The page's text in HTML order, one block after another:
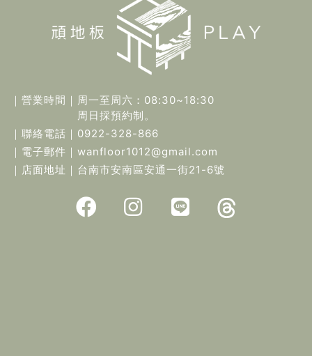
｜營業時間｜ 周一至周六：08:30~18:30
周日採預約制。
｜聯絡電話｜ 0922-328-866
｜電子郵件｜ wanfloor1012@gmail.com
｜店面地址｜ 台南市安南區安通一街21-6號